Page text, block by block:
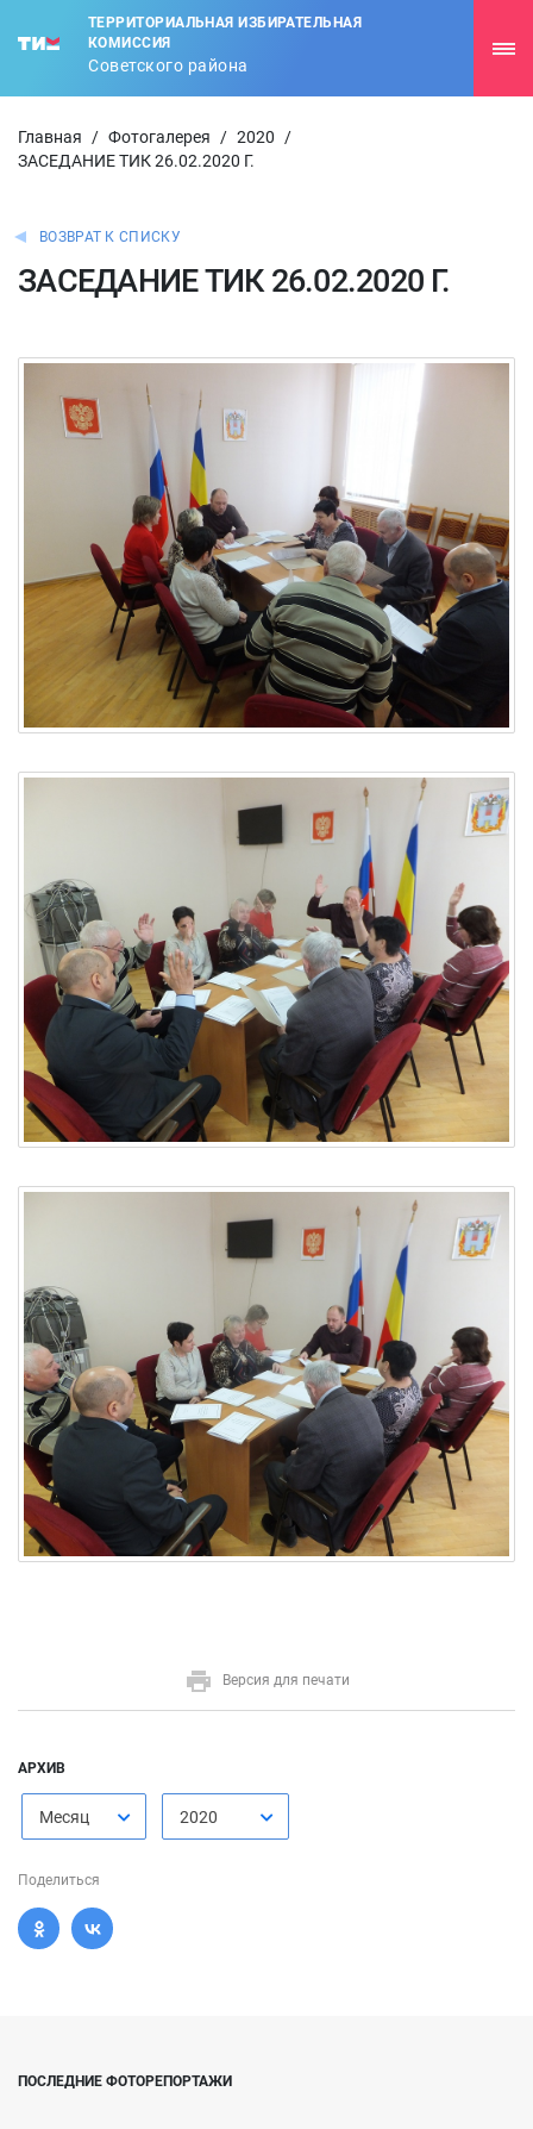
ТЕРРИТОРИАЛЬНАЯ ИЗБИРАТЕЛЬНАЯ
КОМИССИЯ
Советского района
Главная / Фотогалерея / 2020
/
ЗАСЕДАНИЕ ТИК 26.02.2020 Г.
ВОЗВРАТ К СПИСКУ
ЗАСЕДАНИЕ ТИК 26.02.2020 Г.
Версия для печати
АРХИВ
Месяц 2020
Поделиться
ПОСЛЕДНИЕ ФОТОРЕПОРТАЖИ